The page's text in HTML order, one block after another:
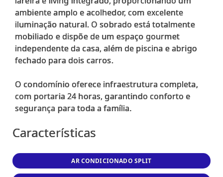
ambiente amplo e acolhedor, com excelente
iluminação natural. O sobrado está totalmente
mobiliado e dispõe de um espaço gourmet
independente da casa, além de piscina e abrigo
fechado para dois carros.
O condomínio oferece infraestrutura completa,
com portaria 24 horas, garantindo conforto e
Características
AR CONDICIONADO SPLIT